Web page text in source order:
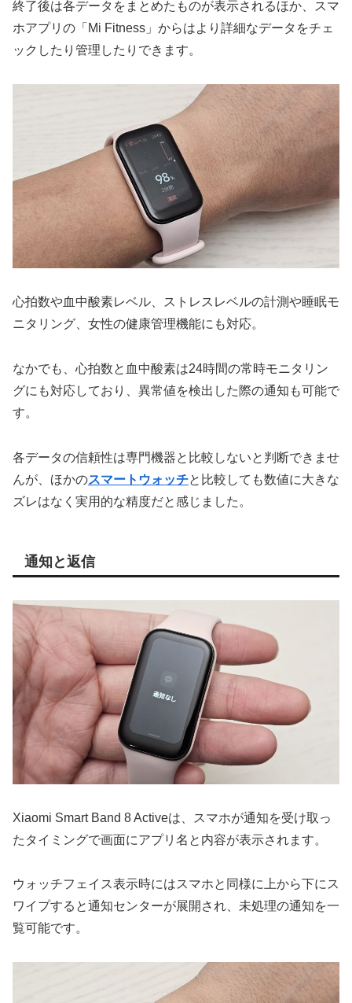
終了後は各データをまとめたものが表示されるほか、スマ
ホアプリの「Mi Fitness」からはより詳細なデータをチェ
ックしたり管理したりできます。
心拍数や血中酸素レベル、ストレスレベルの計測や睡眠モ
ニタリング、女性の健康管理機能にも対応。
なかでも、心拍数と血中酸素は24時間の常時モニタリン
グにも対応しており、異常値を検出した際の通知も可能で
す。
各データの信頼性は専門機器と比較しないと判断できませ
んが、ほかのスマートウォッチと比較しても数値に大きな
ズレはなく実用的な精度だと感じました。
通知と返信
Xiaomi Smart Band 8 Activeは、スマホが通知を受け取っ
たタイミングで画面にアプリ名と内容が表示されます。
ウォッチフェイス表示時にはスマホと同様に上から下にス
ワイプすると通知センターが展開され、未処理の通知を一
覧可能です。